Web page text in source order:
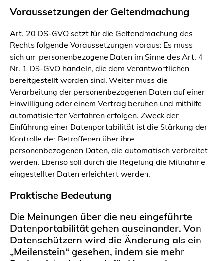
Voraussetzungen der Geltendmachung
Art. 20 DS-GVO setzt für die Geltendmachung des
Rechts folgende Voraussetzungen voraus: Es muss
sich um personenbezogene Daten im Sinne des Art. 4
Nr. 1 DS-GVO handeln, die dem Verantwortlichen
bereitgestellt worden sind. Weiter muss die
Verarbeitung der personenbezogenen Daten auf einer
Einwilligung oder einem Vertrag beruhen und mithilfe
automatisierter Verfahren erfolgen. Zweck der
Einführung einer Datenportabilität ist die Stärkung der
Kontrolle der Betroffenen über ihre
personenbezogenen Daten, die automatisch verbreitet
werden. Ebenso soll durch die Regelung die Mitnahme
eingestellter Daten erleichtert werden.
Praktische Bedeutung
Die Meinungen über die neu eingeführte
Datenportabilität gehen auseinander. Von
Datenschützern wird die Änderung als ein
„Meilenstein“ gesehen, indem sie mehr